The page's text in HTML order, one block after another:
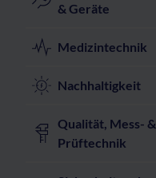
& Geräte
Medizintechnik
Nachhaltigkeit
Qualität, Mess- &
Prüftechnik